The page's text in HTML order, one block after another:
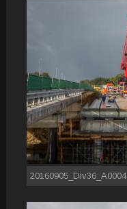
20160905_Div36_A0004